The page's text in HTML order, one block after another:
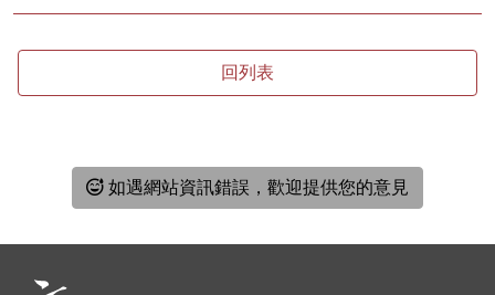
回列表
如遇網站資訊錯誤，歡迎提供您的意見